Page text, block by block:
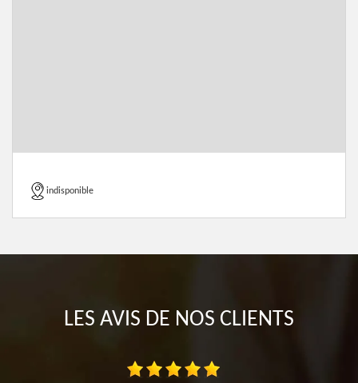
indisponible
LES AVIS DE NOS CLIENTS